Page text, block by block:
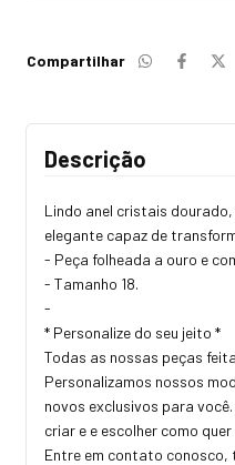
Compartilhar
Descrição
Lindo anel cristais
elegante capaz de
- Peça folheada a ouro e
- Tamanho 18.
-
* Personalize do seu jeito *
Todas as nossas peças
Personalizamos nossos
novos exclusivos para
criar e e escolher como
Entre em contato conosco,